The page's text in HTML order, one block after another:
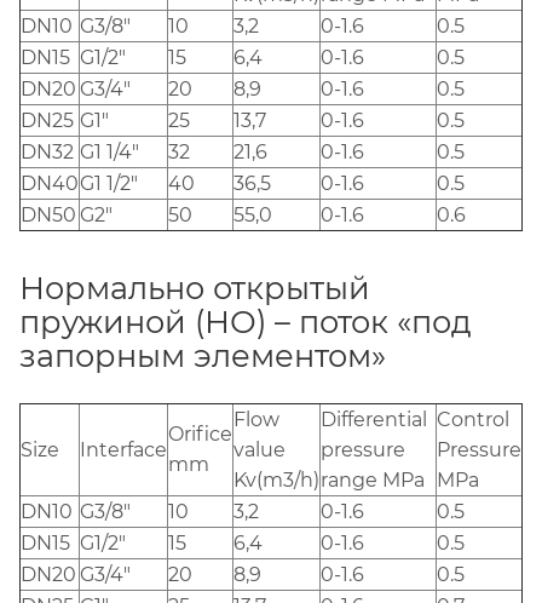
DN10 G3/8" 10 3,2 0-1.6
0.5
DN15 G1/2" 15 6,4 0-1.6
0.5
DN20 G3/4" 20 8,9 0-1.6
0.5
DN25 G1" 25 13,7 0-1.6
0.5
DN32 G1 1/4" 32 21,6 0-1.6
0.5
DN40G1 1/2" 40 36,5 0-1.6
0.5
DN50 G2" 50 55,0 0-1.6 0.6
Нормально открытый
пружиной (НО) – поток «под
запорным элементом»
Size Interface
Orifice
mm
Flow
value
Kv(m3/h)
Differential
pressure
range MPa
Control
Pressure
MPa
DN10 G3/8" 10 3,2 0-1.6
0.5
DN15 G1/2" 15 6,4 0-1.6
0.5
DN20 G3/4" 20 8,9 0-1.6
0.5